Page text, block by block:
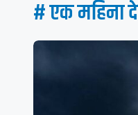
# एक महिना